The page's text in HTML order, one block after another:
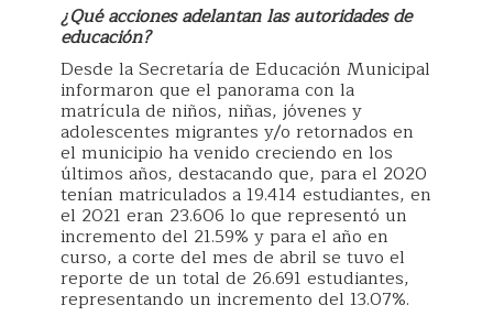
¿Qué acciones adelantan las autoridades de
educación?
Desde la Secretaría de Educación Municipal
informaron que el panorama con la
matrícula de niños, niñas, jóvenes y
adolescentes migrantes y/o retornados en
el municipio ha venido creciendo en los
últimos años, destacando que, para el 2020
tenían matriculados a 19.414 estudiantes, en
el 2021 eran 23.606 lo que representó un
incremento del 21.59% y para el año en
curso, a corte del mes de abril se tuvo el
reporte de un total de 26.691 estudiantes,
representando un incremento del 13.07%.